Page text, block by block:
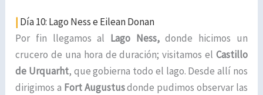
| Día 10: Lago Ness e Eilean Donan
Por fin llegamos al Lago Ness,donde hicimos un
crucero de una hora de duración; visitamos el Castillo
de Urquarht, que gobierna todo el lago. Desde allí nos
dirigimos a Fort Augustusdonde pudimos observar las